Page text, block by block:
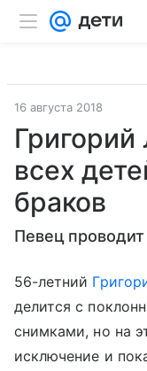
16 августа 2018
Григорий
всех
браков
Певец
56-летний
делится с
снимками, но на
исключение и